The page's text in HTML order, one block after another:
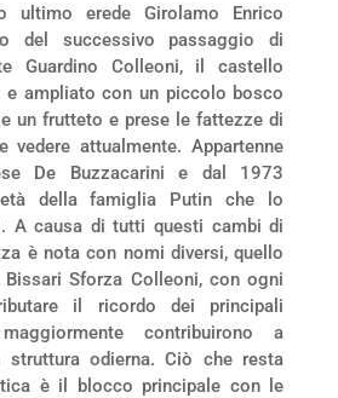
ultimo erede Girolamo Enrico
del successivo passaggio di
Guardino Colleoni, il castello
e ampliato con un piccolo bosco
un frutteto e prese le fattezze di
vedere attualmente. Appartenne
De Buzzacarini e dal 1973
della famiglia Putin che lo
A causa di tutti questi cambi di
è nota con nomi diversi, quello
Sforza Colleoni, con ogni
il ricordo dei principali
contribuirono a
struttura odierna. Ciò che resta
è il blocco principale con le